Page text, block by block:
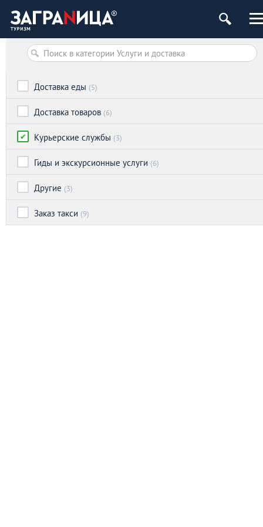
Доставка еды (5)
Доставка товаров (6)
Курьерские службы (3)
Гиды и экскурсионные услуги (6)
Другие (3)
Заказ такси (9)